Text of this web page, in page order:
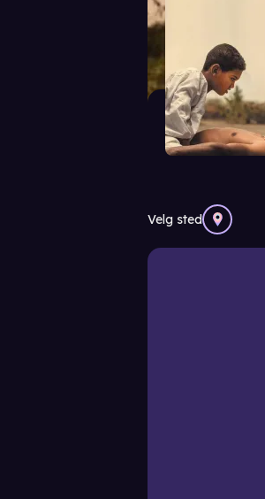
Velg sted